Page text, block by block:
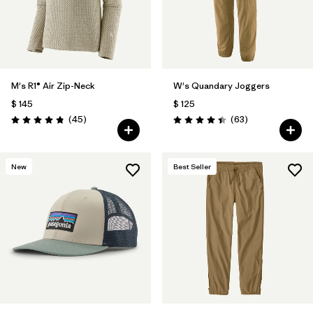
M's R1® Air Zip-Neck
$ 145
Valoración: 4.9 / 5
(45Comentarios
)
W's Quandary Joggers
$ 125
Valoración: 4.4 / 5
(63Comentarios
)
New Best Seller